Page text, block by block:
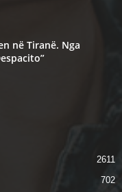
në Tiranë. Nga
2611
702